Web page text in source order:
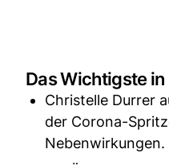
Das Wichtigste in
Christelle Durrer
der Corona-
Nebenwirkungen.